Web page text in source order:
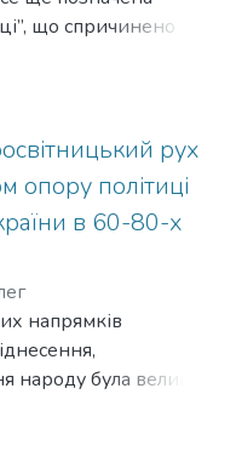
порайонного
була припинена
сторіччя.
що спричинено
яких залишається
лакун, протиріч і
кардинальні
— час і обставини
князя
ним киян,
ієрархії — ми
М. Грушевського,
згадки”, або
суперечливі дані, що
згаданих
рух
опору політиці
в 60-80-х
напрямків
народу була велика
і